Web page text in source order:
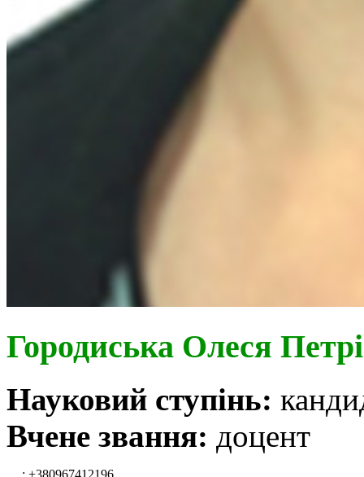
Городиська Олеся
Науковий ступінь:
Вчене звання: доцент
: +380967412196